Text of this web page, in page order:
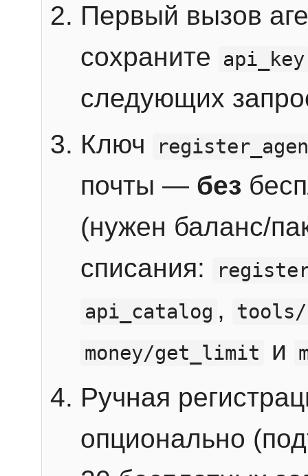
Первый вызов
сохраните
api_key
следующих
Ключ
почты — без
(нужен баланс/
списания:
api_catalog ,
money/get_limit
и
Ручная
опционально